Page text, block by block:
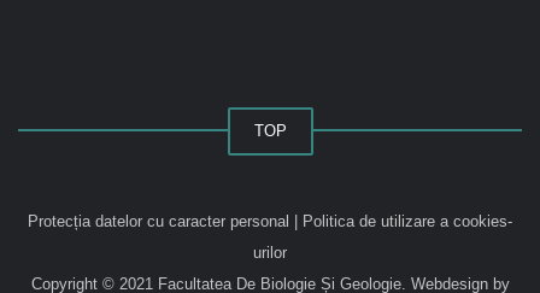
TOP
Protecția datelor cu caracter personal | Politica de utilizare a cookies-
urilor
Copyright © 2021 Facultatea De Biologie Și Geologie. Webdesign by